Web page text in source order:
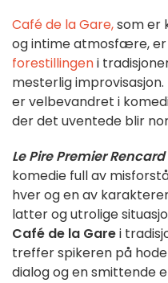
Café de la Gare,som er
og intime atmosfære,
forestillingeni
mesterlig
er velbevandret i
der det uventede blir
Le Pire Premier
komedie full av
hver og en av
latter og utrolige
Café de la Garei
treffer spikeren på
dialog og en smittende